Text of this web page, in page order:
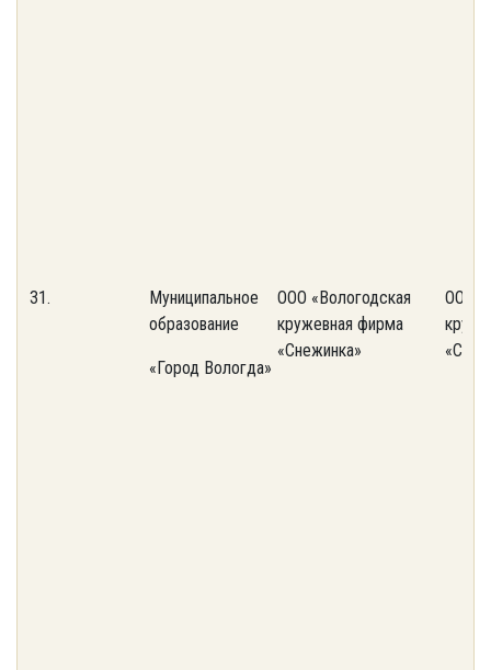
31.
Муниципальное
образование
«Город Вологда»
ООО «Вологодская
кружевная фирма
«Снежинка»
ООО